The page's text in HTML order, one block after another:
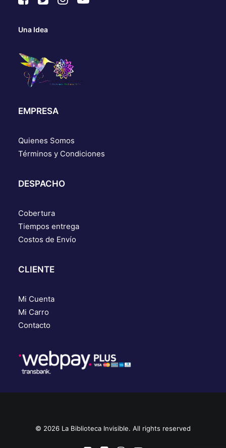
Una Idea
EMPRESA
Quienes Somos
Términos y Condiciones
DESPACHO
Cobertura
Tiempos entrega
Costos de Envío
CLIENTE
Mi Cuenta
Mi Carro
Contacto
© 2026 La Biblioteca Invisible. All rights reserved